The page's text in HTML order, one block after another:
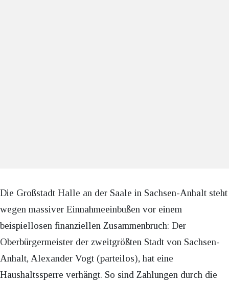
Die Großstadt Halle an der Saale in Sachsen-Anhalt steht
wegen massiver Einnahmeeinbußen vor einem
beispiellosen finanziellen Zusammenbruch: Der
Oberbürgermeister der zweitgrößten Stadt von Sachsen-
Anhalt, Alexander Vogt (parteilos), hat eine
Haushaltssperre verhängt. So sind Zahlungen durch die